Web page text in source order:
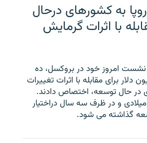
به کشورهای درحال
با اثرات گرمایش
نشست امروز خود در بروکسل، ده
دلار برای مقابله با اثرات تغییرات
در حال توسعه، اختصاص دادند.
و در ظرف سه سال دراختیار
گذاشته می شود.